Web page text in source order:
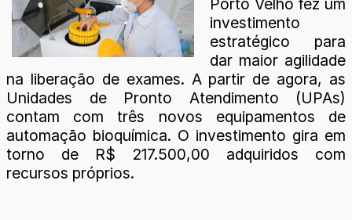
investimento
estratégico para
dar maior agilidade
na liberação de exames. A partir de agora, as
Unidades de Pronto Atendimento (UPAs)
contam com três novos equipamentos de
automação bioquímica. O investimento gira em
torno de R$ 217.500,00 adquiridos com
recursos próprios.